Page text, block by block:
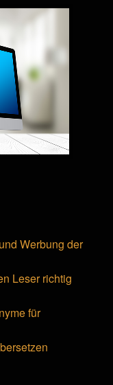
Werbung der
Leser richtig
für